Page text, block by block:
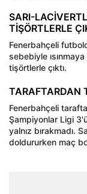
SARI-
TİŞÖRTLERLE
Fenerbahçeli
sebebiyle
tişörtlerle çıktı.
TARAFTARDAN
Fenerbahçeli
Şampiyonlar Ligi
yalnız bırakmadı.
doldururken maç